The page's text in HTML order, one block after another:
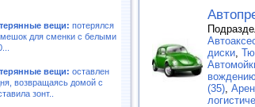
вещи: потерялся
для сменки с белыми
вещи: оставлен
возвращаясь домой с
зонт..
диски
(35)